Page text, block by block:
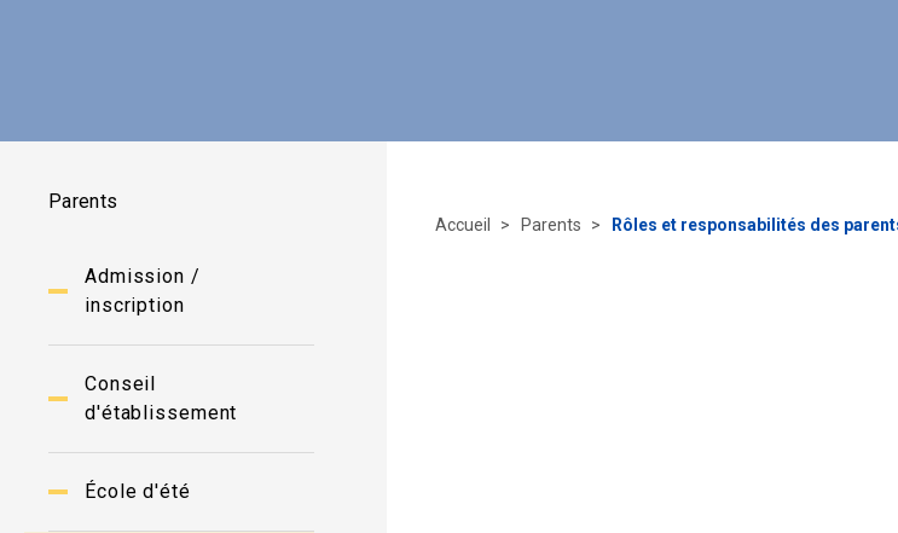
Parents
Admission /
inscription
Conseil
d'établissement
École d'été
Accueil Parents Rôles et responsabilités des